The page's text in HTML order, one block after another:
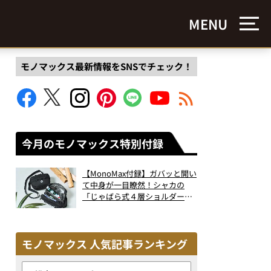
MENU
モノマックス最新情報をSNSでチェック！
今月のモノマックス特別付録
【MonoMax付録】ガバッと開い
て中身が一目瞭然！シャカの
「じゃばら式４層ショルダーバ
モノマックス 人気記事ランキング